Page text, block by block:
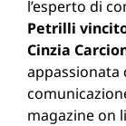
l’esperto di
Petrilli
Cinzia
appassionata
magazine on